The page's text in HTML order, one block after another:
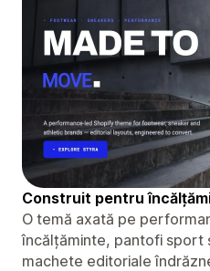
Construit pentru
O temă axată pe
încălțăminte, pantofi
machete editoriale